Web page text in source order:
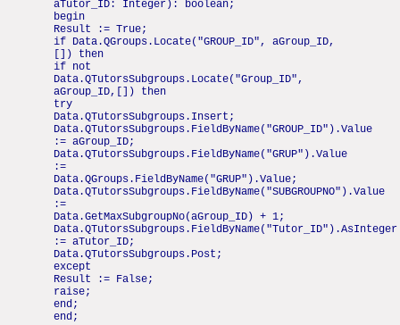
aTutor_ID: Integer): boolean;
begin
Result := True;
if Data.QGroups.Locate("GROUP_ID", aGroup_ID,
[]) then
if not
Data.QTutorsSubgroups.Locate("Group_ID",
aGroup_ID,[]) then
try
Data.QTutorsSubgroups.Insert;
Data.QTutorsSubgroups.FieldByName("GROUP_ID").Value
:= aGroup_ID;
Data.QTutorsSubgroups.FieldByName("GRUP").Value
:=
Data.QGroups.FieldByName("GRUP").Value;
Data.QTutorsSubgroups.FieldByName("SUBGROUPNO").Value
:=
Data.GetMaxSubgroupNo(aGroup_ID) + 1;
Data.QTutorsSubgroups.FieldByName("Tutor_ID").AsInteger
:= aTutor_ID;
Data.QTutorsSubgroups.Post;
except
Result := False;
raise;
end;
end;